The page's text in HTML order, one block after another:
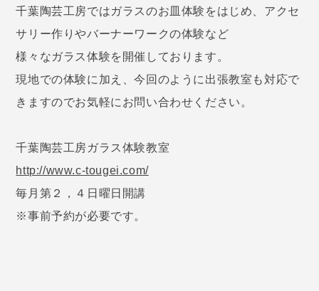
千葉陶芸工房ではガラスのお皿体験をはじめ、アクセ
サリー作りやバーナーワークの体験など
様々なガラス体験を開催しております。
現地での体験に加え、今回のように出張教室も対応で
きますのでお気軽にお問い合わせください。
千葉陶芸工房ガラス体験教室
http://www.c-tougei.com/
毎月第２，４日曜日開講
※事前予約が必要です。